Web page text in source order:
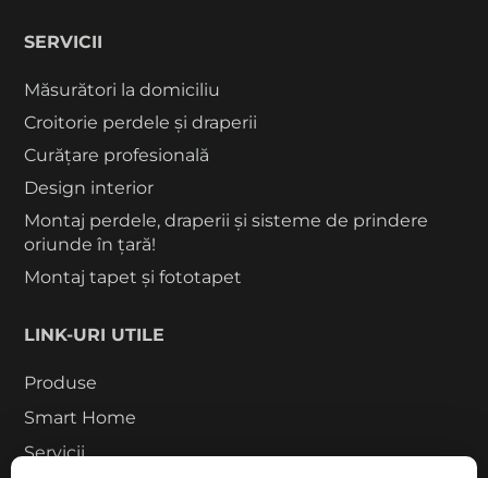
SERVICII
Măsurători la domiciliu
Croitorie perdele și draperii
Curățare profesională
Design interior
Montaj perdele, draperii și sisteme de prindere
oriunde în țară!
Montaj tapet și fototapet
LINK-URI UTILE
Produse
Smart Home
Servicii